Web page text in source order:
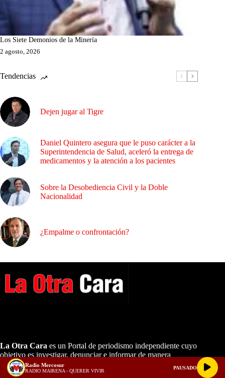
Los Siete Demonios de la Minería
2 agosto, 2026
Tendencias
Dejen jugar al Tigre
Daniel Quintero asegura que le puso carácter a la
Superintendencia de Salud, aceleró la entrega de
medicamentos y la atención a los pacientes
Sobre la Desobediencia Civil y la Doble
Nacionalidad
¿Empalme o confrontación?
La Otra Cara es un Portal de periodismo independiente cuyo
objetivo es investigar, denunciar e informar de manera
equitativa, analítica, con pruebas y en primicia toda clase de
temas ocultos de interés nacional.
Radio Mercosur
RADIO MAIRENA - QUERER VIVIR
PAUSADO